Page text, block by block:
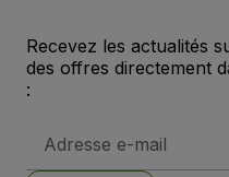
Recevez les actualités
des offres directement
:
e-